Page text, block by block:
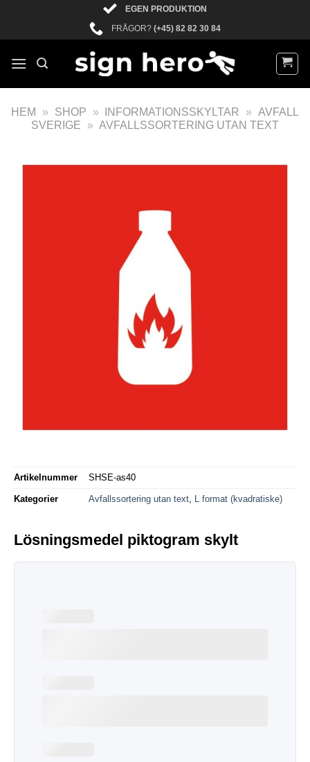
EGEN PRODUKTION
FRÅGOR? (+45) 82 82 30 84
HEM » SHOP » INFORMATIONSSKYLTAR » AVFALL
SVERIGE
» AVFALLSSORTERING UTAN TEXT
Artikelnummer SHSE-as40
Kategorier Avfallssortering utan text L format (kvadratiske)
Lösningsmedel piktogram skylt